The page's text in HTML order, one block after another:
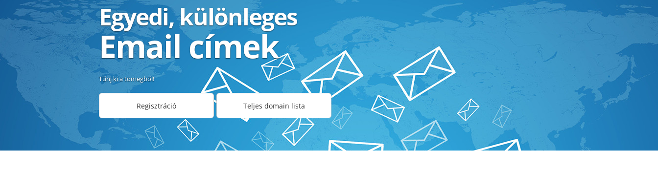
Egyedi, különleges
Email címek
Tűnj ki a tömegből!
Regisztráció Teljes domain lista